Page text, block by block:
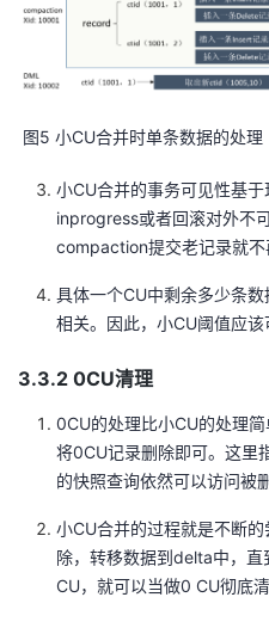
​ 图5 小CU合并时单条数据的处理
小CU合并的事务可见性基
inprogress或者回滚对外不
compaction提交老记录就不
具体一个CU中剩余多少条
相关。因此，小CU阈值应
3.3.2 0CU清理
0CU的处理比小CU的处理
将0CU记录删除即可。这里
的快照查询依然可以访问被
小CU合并的过程就是不断
除，转移数据到delta中，
CU，就可以当做0 CU彻底清